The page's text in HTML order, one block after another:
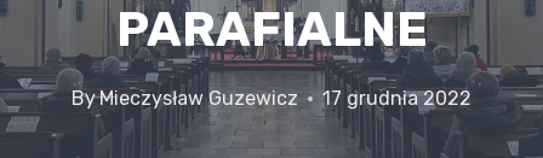
PARAFIALNE
ByMieczysław Guzewicz 17 grudnia 2022